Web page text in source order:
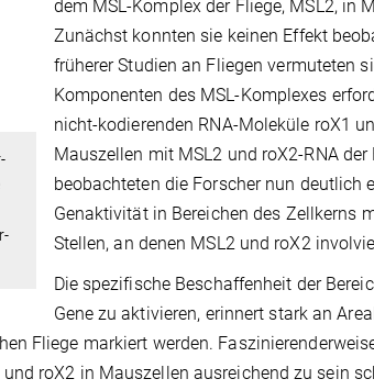
dem MSL-Komplex der Fliege, MSL2, in
Zunächst konnten sie keinen Effekt
früherer Studien an Fliegen vermuteten
Komponenten des MSL-Komplexes
nicht-kodierenden RNA-Moleküle roX1
Mauszellen mit MSL2 und roX2-RNA
beobachteten die Forscher nun deutlich
Genaktivität in Bereichen des Zellkerns
Stellen, an denen MSL2 und roX2
Die spezifische Beschaffenheit der
Gene zu aktivieren, erinnert stark an
Fliege markiert werden.
roX2 in Mauszellen ausreichend zu sein